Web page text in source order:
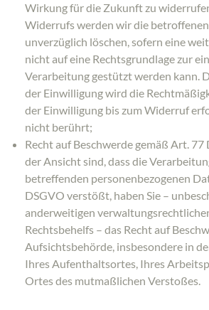
Wirkung für die Zukunft zu
Widerrufs werden wir die
unverzüglich löschen, sofern eine
nicht auf eine Rechtsgrundlage zur
Verarbeitung gestützt werden kann.
der Einwilligung wird die
der Einwilligung bis zum Widerruf
nicht berührt;
Recht auf Beschwerde gemäß Art. 77
der Ansicht sind, dass die
betreffenden personenbezogenen
DSGVO verstößt, haben Sie –
anderweitigen
Rechtsbehelfs – das Recht auf
Aufsichtsbehörde, insbesondere in
Ihres Aufenthaltsortes, Ihres
Ortes des mutmaßlichen Verstoßes.